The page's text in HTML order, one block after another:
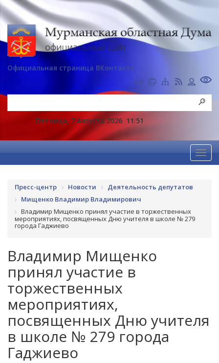
Официальная страница ВКонтакте
Пятница, 7 Августа 2026 11:51
Пресс-центр Новости
Деятельность депутатов
Мищенко Владимир Владимирович
Владимир Мищенко принял участие в торжественных
мероприятиях, посвященных Дню учителя в школе № 279
города Гаджиево
Владимир Мищенко
принял участие в
торжественных
мероприятиях,
посвященных Дню учителя
в школе № 279 города
Гаджиево